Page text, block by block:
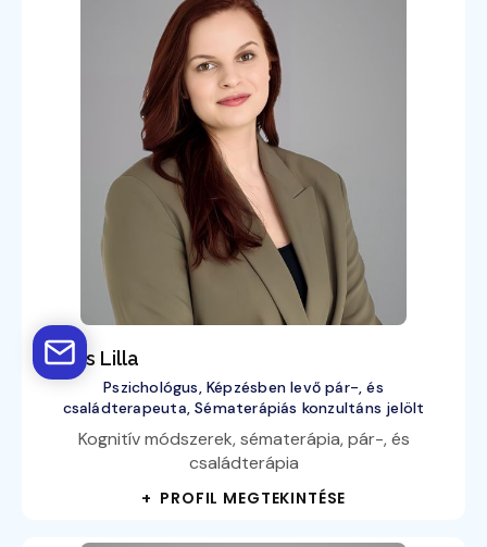
Birkás Lilla
Pszichológus, Képzésben levő pár-, és
családterapeuta, Sématerápiás konzultáns jelölt
Kognitív módszerek, sématerápia, pár-, és
családterápia
+ PROFIL MEGTEKINTÉSE